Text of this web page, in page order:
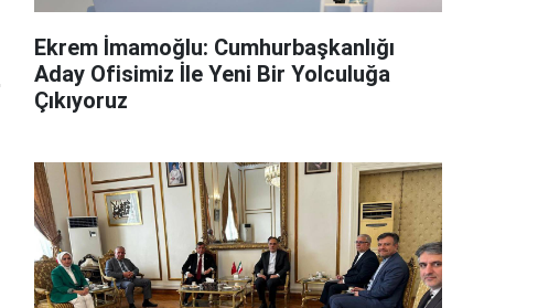
Ekrem İmamoğlu: Cumhurbaşkanlığı
Aday Ofisimiz İle Yeni Bir Yolculuğa
Çıkıyoruz